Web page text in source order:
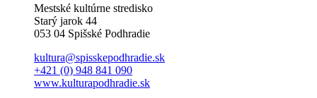
Mestské kultúrne stredisko
Starý jarok 44
053 04 Spišské Podhradie
kultura@spisskepodhradie.sk
+421 (0) 948 841 090
www.kulturapodhradie.sk